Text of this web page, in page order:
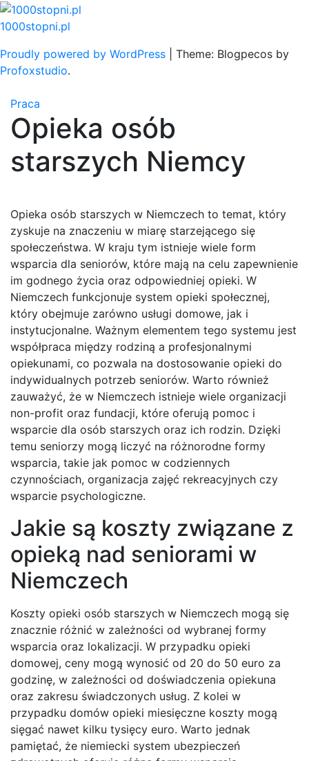
Skip
to
1000stopni.pl
Proudly powered by WordPress
Theme: Blogpecos by
Profoxstudio.
Praca
Opieka osób
starszych Niemcy
Opieka osób starszych w Niemczech to temat, który
zyskuje na znaczeniu w miarę starzejącego się
społeczeństwa. W kraju tym istnieje wiele form
wsparcia dla seniorów, które mają na celu zapewnienie
im godnego życia oraz odpowiedniej opieki. W
Niemczech funkcjonuje system opieki społecznej,
który obejmuje zarówno usługi domowe, jak i
instytucjonalne. Ważnym elementem tego systemu jest
współpraca między rodziną a profesjonalnymi
opiekunami, co pozwala na dostosowanie opieki do
indywidualnych potrzeb seniorów. Warto również
zauważyć, że w Niemczech istnieje wiele organizacji
non-profit oraz fundacji, które oferują pomoc i
wsparcie dla osób starszych oraz ich rodzin. Dzięki
temu seniorzy mogą liczyć na różnorodne formy
wsparcia, takie jak pomoc w codziennych
czynnościach, organizacja zajęć rekreacyjnych czy
wsparcie psychologiczne.
Jakie są koszty związane z
opieką nad seniorami w
Niemczech
Koszty opieki osób starszych w Niemczech mogą się
znacznie różnić w zależności od wybranej formy
wsparcia oraz lokalizacji. W przypadku opieki
domowej, ceny mogą wynosić od 20 do 50 euro za
godzinę, w zależności od doświadczenia opiekuna
oraz zakresu świadczonych usług. Z kolei w
przypadku domów opieki miesięczne koszty mogą
sięgać nawet kilku tysięcy euro. Warto jednak
pamiętać, że niemiecki system ubezpieczeń